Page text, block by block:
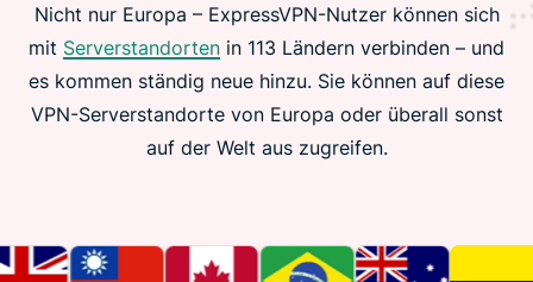
Nicht nur Europa – ExpressVPN-Nutzer können sich
mit Serverstandorten in 113 Ländern verbinden – und
es kommen ständig neue hinzu. Sie können auf diese
VPN-Serverstandorte von Europa oder überall sonst
auf der Welt aus zugreifen.